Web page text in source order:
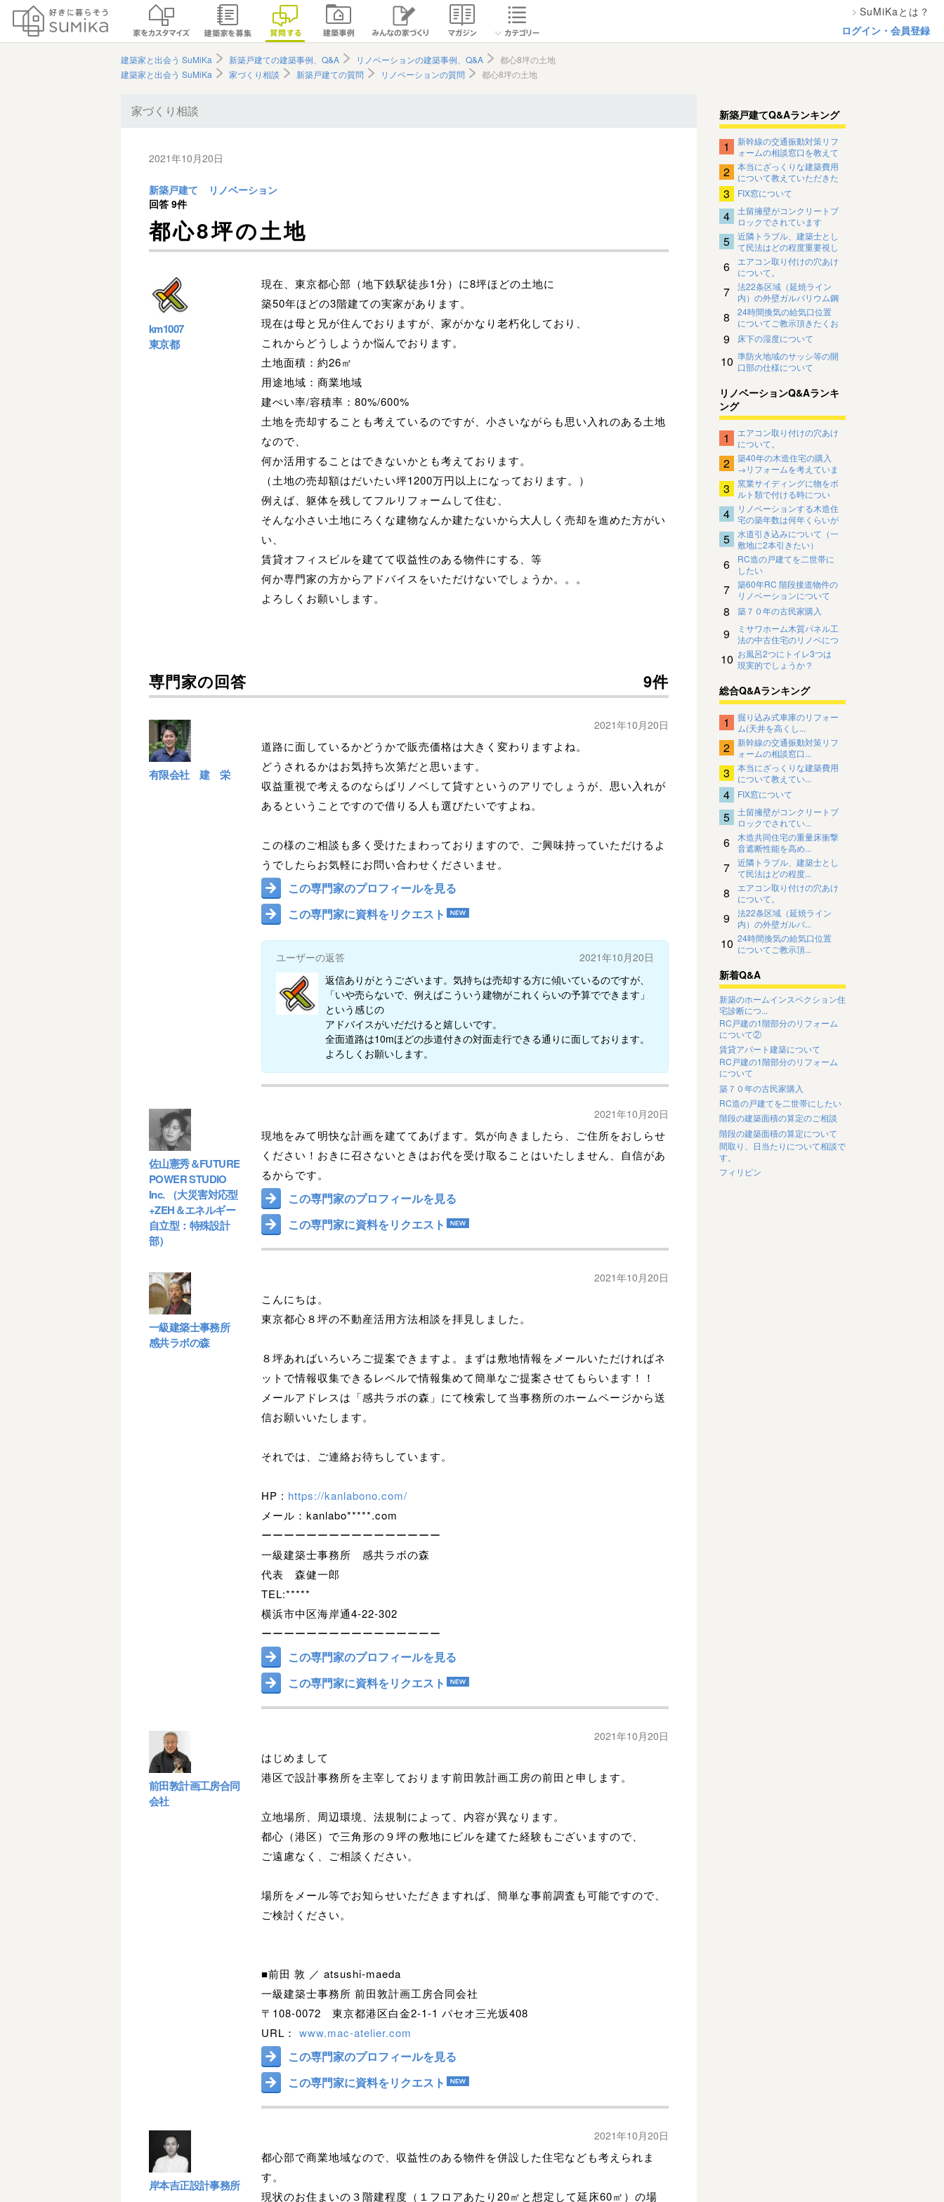
SuMiKaとは？
ログイン・会員登録
建築家と出会う SuMiKa 新築戸建ての建築事例、Q&A リノベーションの建築事例、Q&A
都心8坪の土地
建築家と出会う SuMiKa
家づくり相談 新築戸建ての質問 リノベーションの質問 都心8坪の土地
家づくり相談
2021年10月20日
新築戸建て
リノベーション
回答 9件
都心8坪の土地
km1007
東京都
現在、東京都心部（地下鉄駅徒歩1分）に8坪ほどの土地に
築50年ほどの3階建ての実家があります。
現在は母と兄が住んでおりますが、家がかなり老朽化しており、
これからどうしようか悩んでおります。
土地面積：約26㎡
用途地域：商業地域
建ぺい率/容積率：80%/600%
土地を売却することも考えているのですが、小さいながらも思い入れのある土地
なので、
何か活用することはできないかとも考えております。
（土地の売却額はだいたい坪1200万円以上になっております。）
例えば、躯体を残してフルリフォームして住む、
そんな小さい土地にろくな建物なんか建たないから大人しく売却を進めた方がい
い、
賃貸オフィスビルを建てて収益性のある物件にする、等
何か専門家の方からアドバイスをいただけないでしょうか。。。
よろしくお願いします。
専門家の回答 9件
有限会社 建 栄
2021年10月20日
道路に面しているかどうかで販売価格は大きく変わりますよね。
どうされるかはお気持ち次第だと思います。
収益重視で考えるのならばリノベして貸すというのアリでしょうが、思い入れが
あるということですので借りる人も選びたいですよね。
この様のご相談も多く受けたまわっておりますので、ご興味持っていただけるよ
うでしたらお気軽にお問い合わせくださいませ。
この専門家のプロフィールを見る
この専門家に資料をリクエスト
ユーザーの返答
2021年10月20日
返信ありがとうございます。気持ちは売却する方に傾いているのですが、
「いや売らないで、例えばこういう建物がこれくらいの予算でできます」
という感じの
アドバイスがいだだけると嬉しいです。
全面道路は10mほどの歩道付きの対面走行できる通りに面しております。
よろしくお願いします。
佐山憲秀＆FUTURE
POWER STUDIO
Inc. （大災害対応型
+ZEH＆エネルギー
自立型：特殊設計
部）
2021年10月20日
現地をみて明快な計画を建ててあげます。気が向きましたら、ご住所をおしらせ
ください！おきに召さないときはお代を受け取ることはいたしません、自信があ
るからです。
この専門家のプロフィールを見る
この専門家に資料をリクエスト
一級建築士事務所
感共ラボの森
2021年10月20日
こんにちは。
東京都心８坪の不動産活用方法相談を拝見しました。
８坪あればいろいろご提案できますよ。まずは敷地情報をメールいただければネ
ットで情報収集できるレベルで情報集めて簡単なご提案させてもらいます！！
メールアドレスは「感共ラボの森」にて検索して当事務所のホームページから送
信お願いいたします。
それでは、ご連絡お待ちしています。
HP : https://kanlabono.com/
メール：kanlabo*****.com
ーーーーーーーーーーーーーーーー
一級建築士事務所 感共ラボの森
代表 森健一郎
TEL:*****
横浜市中区海岸通4-22-302
ーーーーーーーーーーーーーーーー
この専門家のプロフィールを見る
この専門家に資料をリクエスト
前田敦計画工房合同
会社
2021年10月20日
はじめまして
港区で設計事務所を主宰しております前田敦計画工房の前田と申します。
立地場所、周辺環境、法規制によって、内容が異なります。
都心（港区）で三角形の９坪の敷地にビルを建てた経験もございますので、
ご遠慮なく、ご相談ください。
場所をメール等でお知らせいただきますれば、簡単な事前調査も可能ですので、
ご検討ください。
■前田 敦 ／ atsushi-maeda
一級建築士事務所 前田敦計画工房合同会社
〒108-0072 東京都港区白金2-1-1 パセオ三光坂408
URL： www.mac-atelier.com
この専門家のプロフィールを見る
この専門家に資料をリクエスト
岸本吉正設計事務所
2021年10月20日
都心部で商業地域なので、収益性のある物件を併設した住宅なども考えられま
す。
現状のお住まいの３階建程度（１フロアあたり20㎡と想定して延床60㎡）の場
新築戸建てQ&Aランキング
1
新幹線の交通振動対策リフ
ォームの相談窓口を教えて
ください。
2
本当にざっくりな建築費用
について教えていただきた
いです
3 FIX窓について
4
土留擁壁がコンクリートブ
ロックでされています
5
近隣トラブル、建築士とし
て民法はどの程度重要視し
ているのですか？
6
エアコン取り付けの穴あけ
について。
7
法22条区域（延焼ライン
内）の外壁ガルバリウム鋼
板の下地について
8
24時間換気の給気口位置
についてご教示頂きたくお
願い致します。
9 床下の湿度について
10 準防火地域のサッシ等の開
口部の仕様について
リノベーションQ&Aランキ
ング
1
エアコン取り付けの穴あけ
について。
2
築40年の木造住宅の購入
→リフォームを考えていま
す。
3
窯業サイディングに物をボ
ルト類で付ける時につい
て。
4
リノベーションする木造住
宅の築年数は何年くらいが
限界でしょうか。
5
水道引き込みについて（一
敷地に2本引きたい）
6
RC造の戸建てを二世帯に
したい
7
築60年RC 階段接道物件の
リノベーションについて
8 築７０年の古民家購入
9
ミサワホーム木質パネル工
法の中古住宅のリノベにつ
いて
10 お風呂2つにトイレ3つは
現実的でしょうか？
総合Q&Aランキング
1
掘り込み式車庫のリフォー
ム(天井を高くし...
2
新幹線の交通振動対策リフ
ォームの相談窓口...
3
本当にざっくりな建築費用
について教えてい...
4 FIX窓について
5
土留擁壁がコンクリートブ
ロックでされてい...
6
木造共同住宅の重量床衝撃
音遮断性能を高め...
7
近隣トラブル、建築士とし
て民法はどの程度...
8
エアコン取り付けの穴あけ
について。
9
法22条区域（延焼ライン
内）の外壁ガルバ...
10 24時間換気の給気口位置
についてご教示頂...
新着Q&A
新築のホームインスペクション住
宅診断につ...
RC戸建の1階部分のリフォーム
について②
賃貸アパート建築について
RC戸建の1階部分のリフォーム
について
築７０年の古民家購入
RC造の戸建てを二世帯にしたい
階段の建築面積の算定のご相談
階段の建築面積の算定について
間取り、日当たりについて相談で
す。
フィリピン